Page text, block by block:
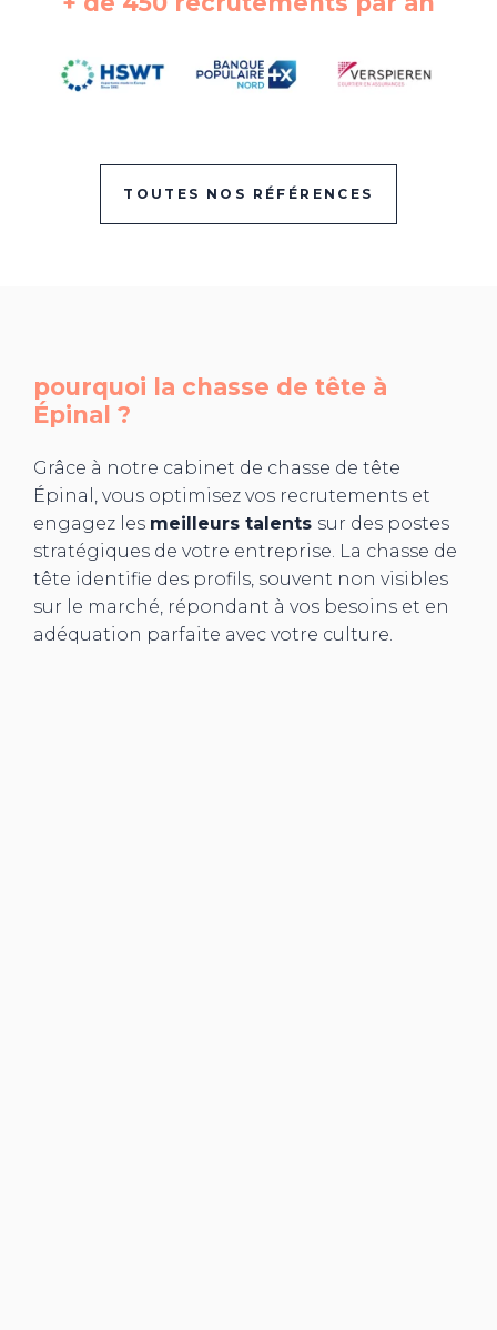
TOUTES NOS RÉFÉRENCES
pourquoi la chasse de tête à
Épinal ?
Grâce à notre cabinet de chasse de tête
Épinal, vous optimisez vos recrutements et
engagez les meilleurs talents sur des postes
stratégiques de votre entreprise. La chasse de
tête identifie des profils, souvent non visibles
sur le marché, répondant à vos besoins et en
adéquation parfaite avec votre culture.